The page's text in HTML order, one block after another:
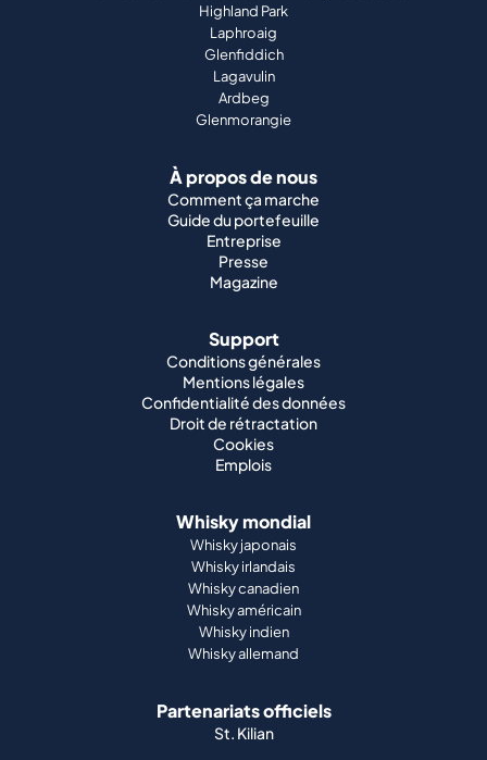
Highland Park
Laphroaig
Glenfiddich
Lagavulin
Ardbeg
Glenmorangie
À propos de nous
Comment ça marche
Guide du portefeuille
Entreprise
Presse
Magazine
Support
Conditions générales
Mentions légales
Confidentialité des données
Droit de rétractation
Cookies
Emplois
Whisky mondial
Whisky japonais
Whisky irlandais
Whisky canadien
Whisky américain
Whisky indien
Whisky allemand
Partenariats officiels
St. Kilian